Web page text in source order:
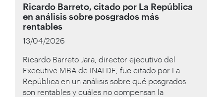
Ricardo Barreto, citado por La República
en análisis sobre posgrados más
rentables
13/04/2026
Ricardo Barreto Jara, director ejecutivo del
Executive MBA de INALDE, fue citado por La
República en un análisis sobre qué posgrados
son rentables y cuáles no compensan la